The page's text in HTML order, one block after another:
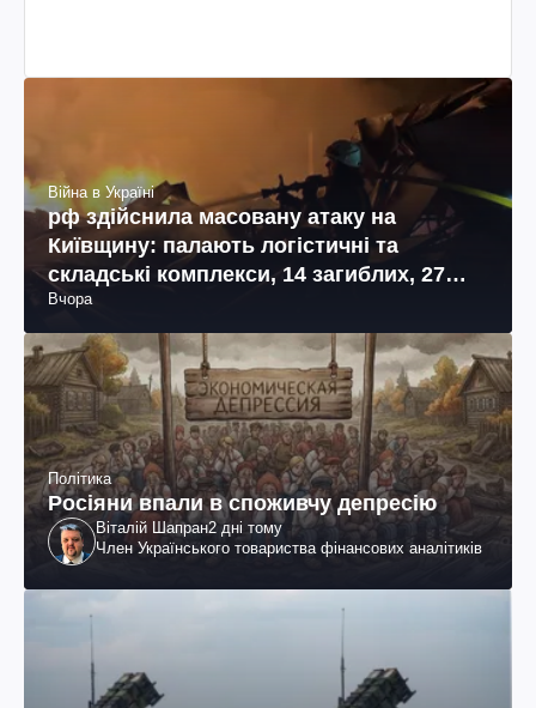
Війна в Україні
рф здійснила масовану атаку на
Київщину: палають логістичні та
складські комплекси, 14 загиблих, 27
поранених (фото, відео)
Вчора
Політика
Росіяни впали в споживчу депресію
Віталій Шапран2 дні тому
Член Українського товариства фінансових аналітиків